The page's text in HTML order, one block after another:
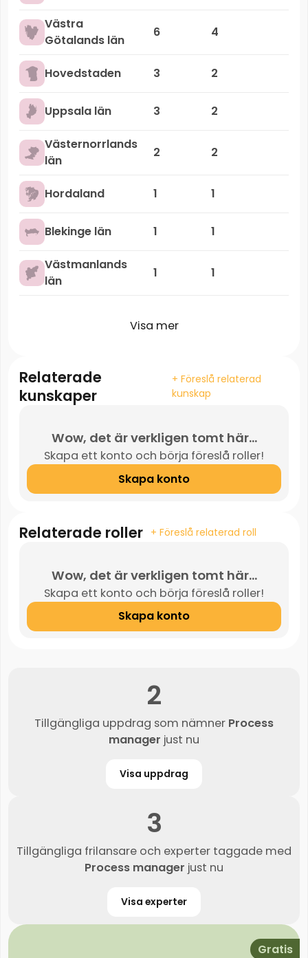
Västra
Götalands län
6 4
Hovedstaden 3 2
Uppsala län 3 2
Västernorrlands
län
2 2
Hordaland 1 1
Blekinge län 1 1
Västmanlands
län
1 1
Visa mer
Relaterade
kunskaper
+ Föreslå relaterad
kunskap
Wow, det är verkligen tomt här...
Skapa ett konto och börja föreslå roller!
Skapa konto
Relaterade roller + Föreslå relaterad roll
Wow, det är verkligen tomt här...
Skapa ett konto och börja föreslå roller!
Skapa konto
2
Tillgängliga uppdrag som nämner Process
manager just nu
Visa uppdrag
3
Tillgängliga frilansare och experter taggade med
Process manager just nu
Visa experter
Gratis